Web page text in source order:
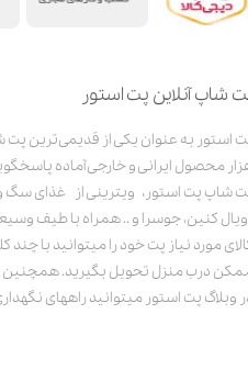
شاپ آنلاین پت استور
محصول ایرانی و خارجی آماده
شاپ پت استور، ویترینی از غذای سگ و
کنین، جوسرا و .. همراه با طیف
مورد نیاز پت خود را میتوانید با
درب منزل تحویل بگیرید. همچنین
وبلاگ پت استور میتوانید راههای